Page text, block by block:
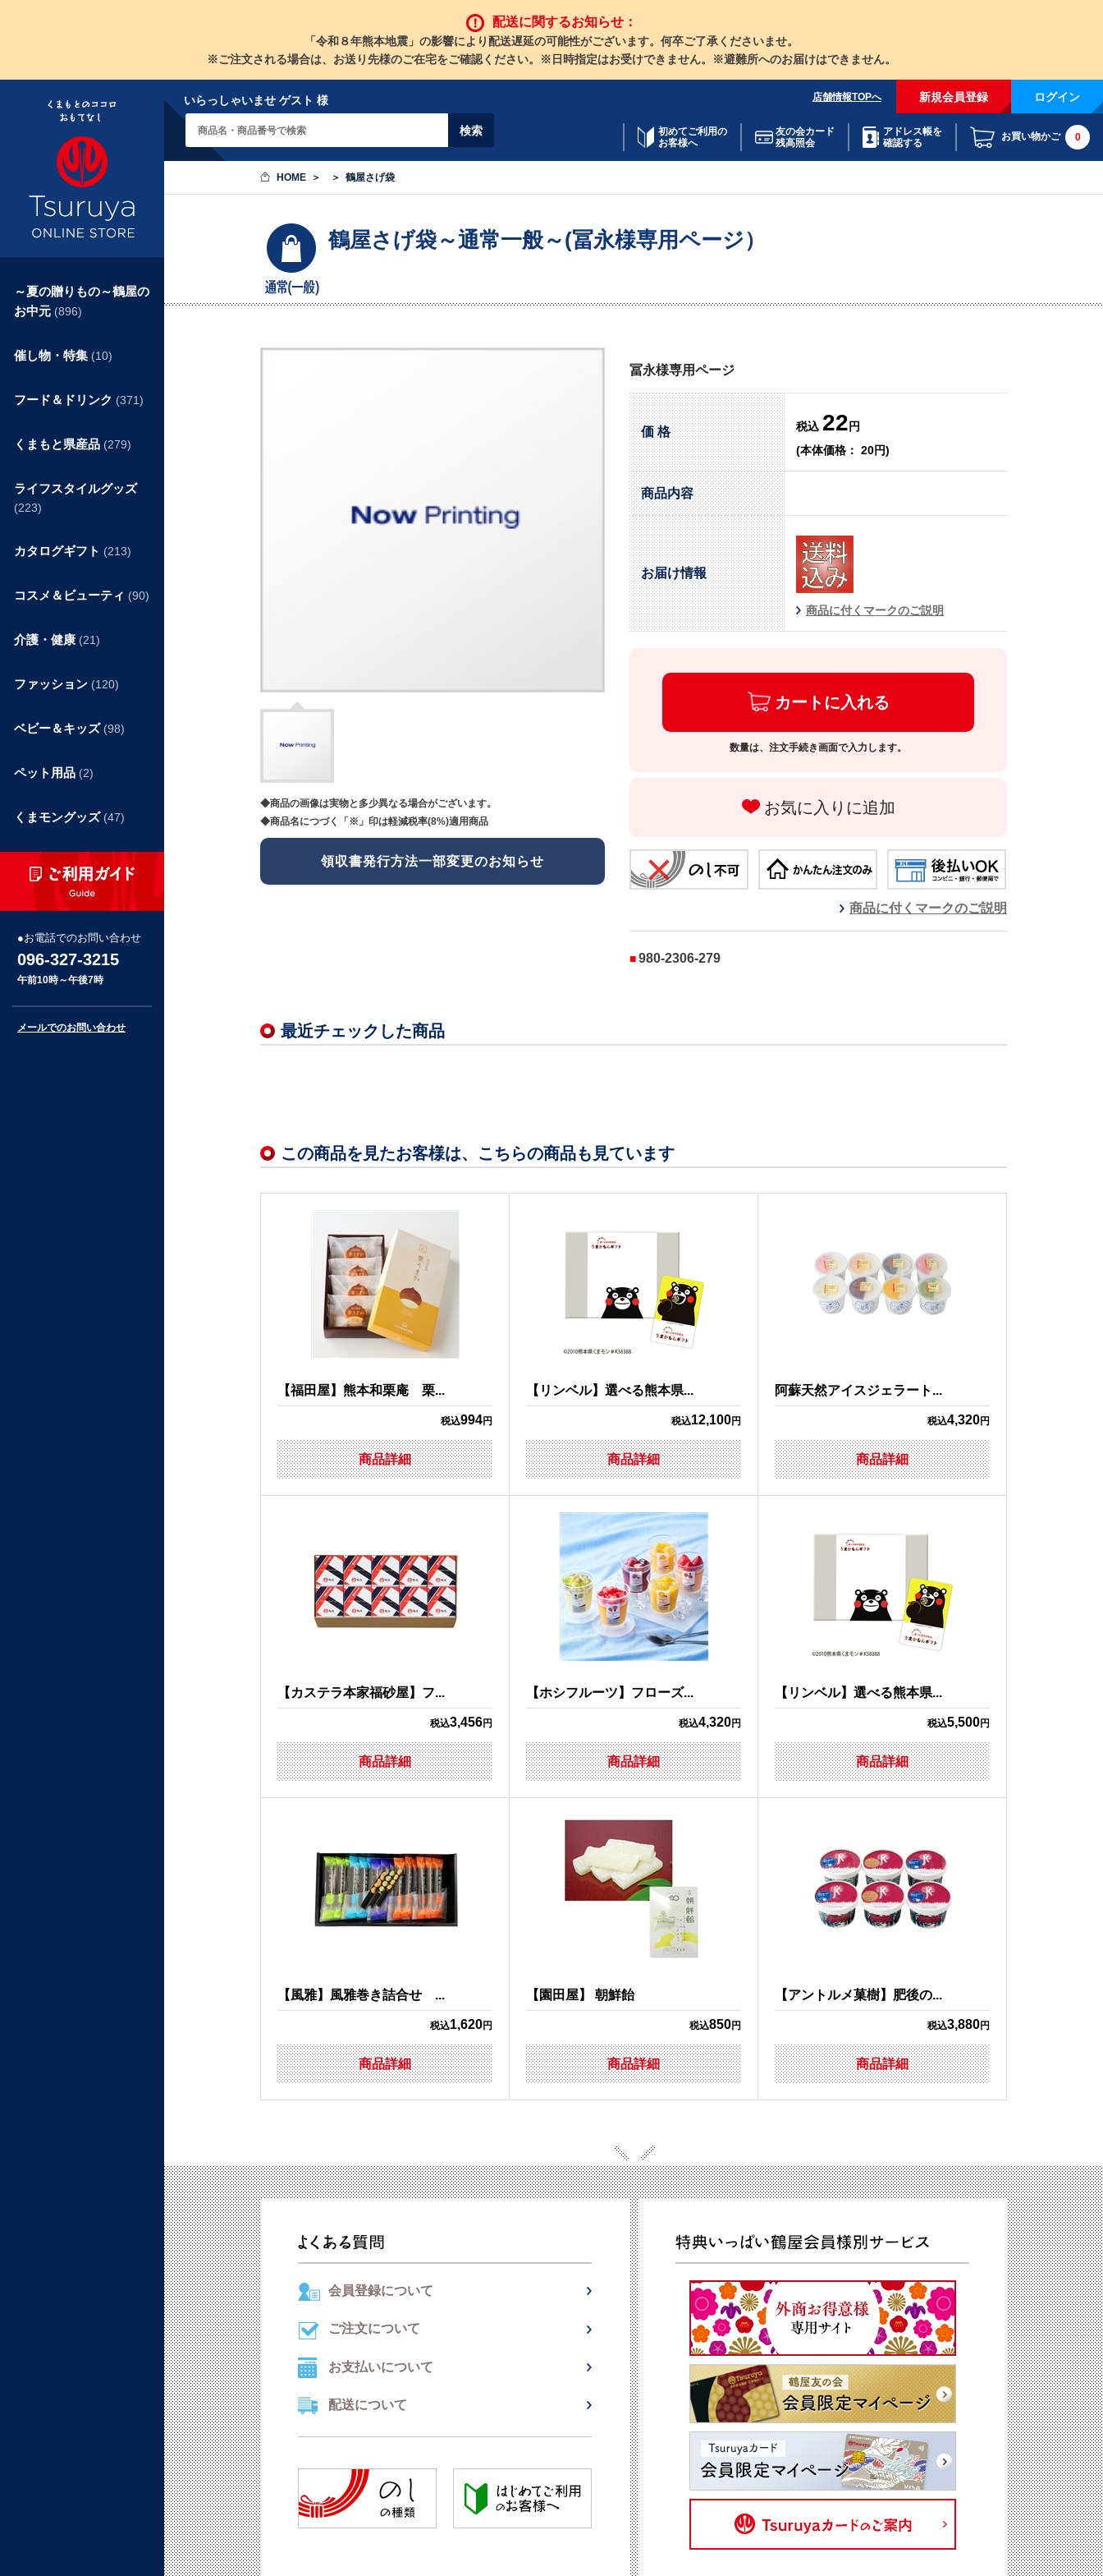
配送に関するお知らせ：
「令和８年熊本地震」の影響により配送遅延の可能性がございます。何卒ご了承くださいませ。
※ご注文される場合は、お送り先様のご在宅をご確認ください。※日時指定はお受けできません。※避難所へのお届けはできません。
いらっしゃいませ ゲスト 様 店舗情報TOPへ 新規会員登録 ログイン
初めてご利用の
お客様へ
友の会カード
残高照会
アドレス帳を
確認する
お買い物かご 0
HOME 鶴屋さげ袋
鶴屋さげ袋～通常一般～(冨永様専用ページ）
◆商品の画像は実物と多少異なる場合がございます。
◆商品名につづく「※」印は軽減税率(8%)適用商品
領収書発行方法一部変更のお知らせ
冨永様専用ページ
価 格 税込 22 円
(本体価格： 20円)
商品内容
お届け情報
商品に付くマークのご説明
カートに入れる
数量は、注文手続き画面で入力します。
お気に入りに追加
商品に付くマークのご説明
980-2306-279
最近チェックした商品
この商品を見たお客様は、こちらの商品も見ています
【福田屋】熊本和栗庵 栗...
税込994円
商品詳細
【リンベル】選べる熊本県...
税込12,100円
商品詳細
阿蘇天然アイスジェラート...
税込4,320円
商品詳細
【カステラ本家福砂屋】フ...
税込3,456円
商品詳細
【ホシフルーツ】フローズ...
税込4,320円
商品詳細
【リンベル】選べる熊本県...
税込5,500円
商品詳細
【風雅】風雅巻き詰合せ ...
税込1,620円
商品詳細
【園田屋】 朝鮮飴
税込850円
商品詳細
【アントルメ菓樹】肥後の...
税込3,880円
商品詳細
～夏の贈りもの～鶴屋の
お中元 (896)
催し物・特集 (10)
フード＆ドリンク (371)
くまもと県産品 (279)
ライフスタイルグッズ
(223)
カタログギフト (213)
コスメ＆ビューティ (90)
介護・健康 (21)
ファッション (120)
ベビー＆キッズ (98)
ペット用品 (2)
くまモングッズ (47)
お電話でのお問い合わせ
096-327-3215
午前10時～午後7時
メールでのお問い合わせ
会員登録について
ご注文について
お支払いについて
配送について